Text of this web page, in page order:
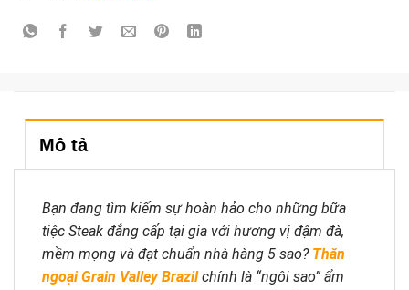
Mô tả
Bạn đang tìm kiếm sự hoàn hảo cho những bữa
tiệc Steak đẳng cấp tại gia với hương vị đậm đà,
mềm mọng và đạt chuẩn nhà hàng 5 sao? Thăn
ngoại Grain Valley Brazilchính là “ngôi sao” ẩm